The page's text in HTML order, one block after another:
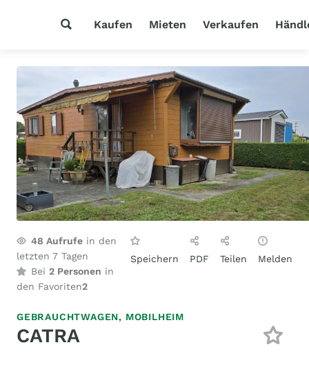
Kaufen Mieten Verkaufen
48 Aufrufe in den
letzten 7 Tagen
Bei 2 Personen in
den Favoriten2
Speichern PDF Teilen Melden
GEBRAUCHTWAGEN, MOBILHEIM
CATRA